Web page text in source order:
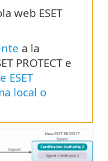
web ESET
a la
PROTECT e
ESET
local o